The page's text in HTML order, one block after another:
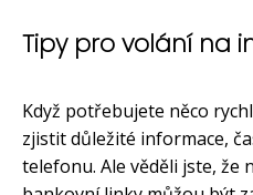
Tipy pro volání na
Když potřebujete něco
zjistit důležité informace,
telefonu. Ale věděli jste, že